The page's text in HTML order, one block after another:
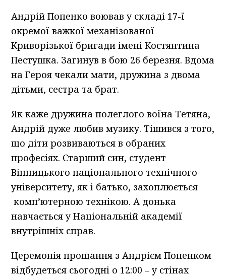
Андрій Попенко воював у складі 17-ї
окремої важкої механізованої
Криворізької бригади імені Костянтина
Пестушка. Загинув в бою 26 березня. Вдома
на Героя чекали мати, дружина з двома
дітьми, сестра та брат.
Як каже дружина полеглого воїна Тетяна,
Андрій дуже любив музику. Тішився з того,
що діти розвиваються в обраних
професіях. Старший син, студент
Вінницького національного технічного
університету, як і батько, захоплюється
комп’ютерною технікою. А донька
навчається у Національній академії
внутрішніх справ.
Церемонія прощання з Андрієм Попенком
відбудеться сьогодні о 12:00 – у стінах